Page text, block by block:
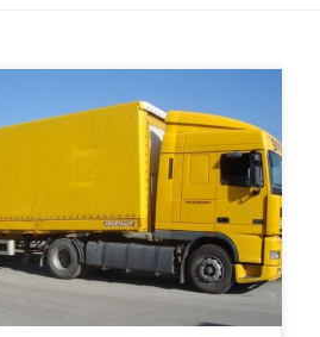
nakliye hizmetlerinin en önemli iş
oldukça özellikli taşıma
da sıradan bir araç örtüsünden
imal edilen ve bir konstrüksiyon
koruyucu malzemedir. Tır
güvenliği hem oldukça büyük
boşaltma işlerinin […]